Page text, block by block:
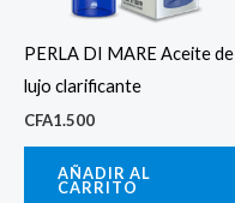
PERLA DI MARE Aceite de
lujo clarificante
CFA1.500
AÑADIR AL
CARRITO